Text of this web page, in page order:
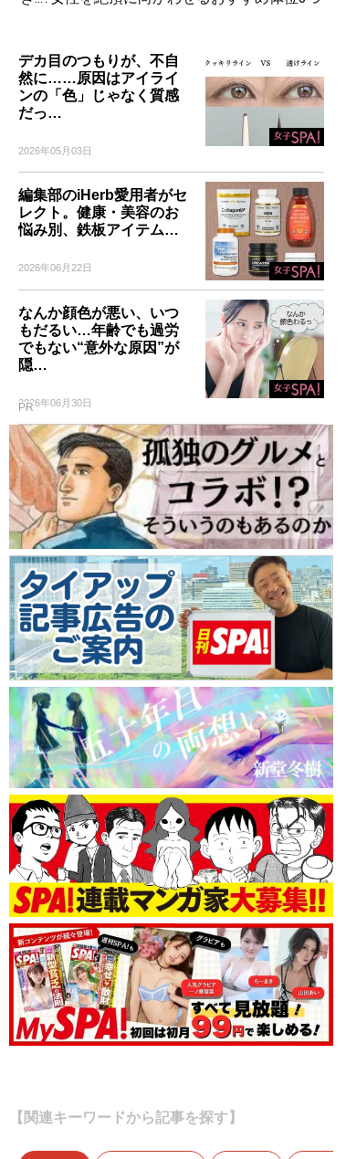
デカ目のつもりが、不自
然に……原因はアイライ
ンの「色」じゃなく質感
だっ…
2026年05月03日
編集部のiHerb愛用者がセ
レクト。健康・美容のお
悩み別、鉄板アイテム…
2026年06月22日
なんか顔色が悪い、いつ
もだるい…年齢でも過労
でもない“意外な原因”が
隠…
2026年06月30日
PR
【関連キーワードから記事を探す】